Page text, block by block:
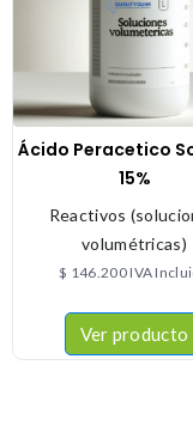
Ácido Peracetico
15%
Reactivos
volumétricas)
$ 146.200IVA
Ver producto